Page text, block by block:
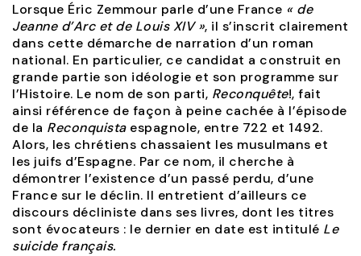
Lorsque Éric Zemmour parle d’une France « de
Jeanne d’Arc et de Louis XIV », il s’inscrit clairement
dans cette démarche de narration d’un roman
national. En particulier, ce candidat a construit en
grande partie son idéologie et son programme sur
l’Histoire. Le nom de son parti, Reconquête!, fait
ainsi référence de façon à peine cachée à l’épisode
de la Reconquistaespagnole, entre 722 et 1492.
Alors, les chrétiens chassaient les musulmans et
les juifs d’Espagne. Par ce nom, il cherche à
démontrer l’existence d’un passé perdu, d’une
France sur le déclin. Il entretient d’ailleurs ce
discours décliniste dans ses livres, dont les titres
sont évocateurs : le dernier en date est intitulé Le
suicide français.